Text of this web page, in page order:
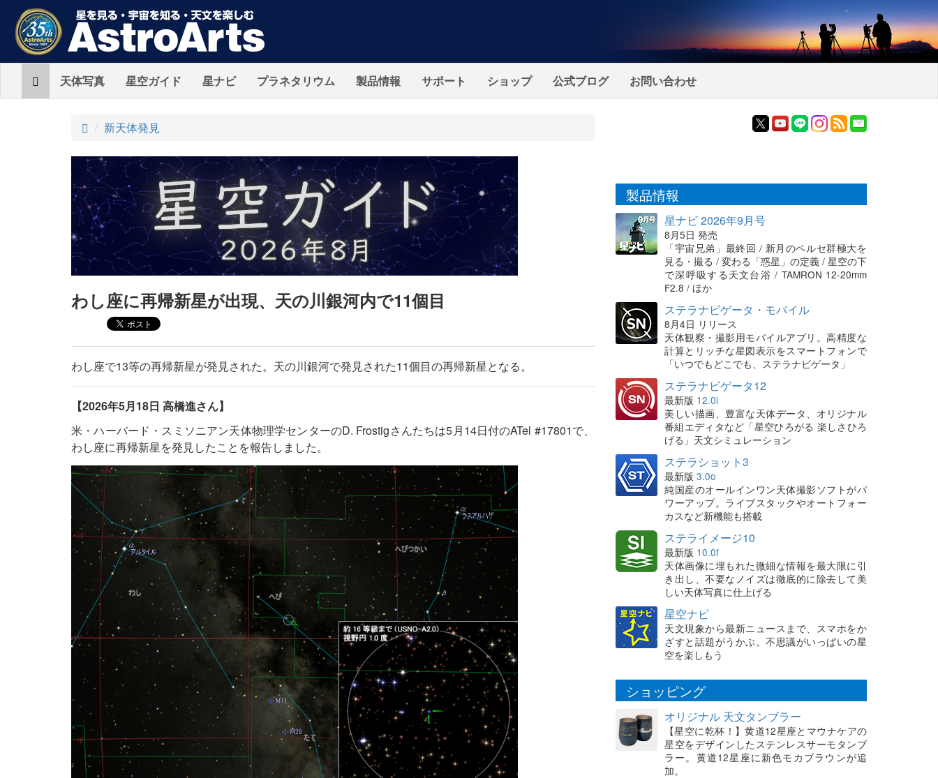
Home天体写真 星空ガイド 星ナビ プラネタリウム 製品情報 サポート ショップ 公式ブログ お問い合わせ
ト
プ
新天体発見
わし座に再帰新星が出現、天の川銀河内で11個目
わし座で13等の再帰新星が発見された。天の川銀河で発見された11個目の再帰新星となる。
【2026年5月18日 高橋進さん】
米・ハーバード・スミソニアン天体物理学センターのD. Frostigさんたちは5月14日付のATel #17801で、
わし座に再帰新星を発見したことを報告しました。
製品情報
星ナビ 2026年9月号
8月5日 発売
「宇宙兄弟」最終回 / 新月のペルセ群極大を
見る・撮る / 変わる「惑星」の定義 / 星空の下
で深呼吸する天文台浴 / TAMRON 12-20mm
F2.8 / ほか
ステラナビゲータ・モバイル
8月4日 リリース
天体観察・撮影用モバイルアプリ。高精度な
計算とリッチな星図表示をスマートフォンで
「いつでもどこでも、ステラナビゲータ」
ステラナビゲータ12
最新版 12.0i
美しい描画、豊富な天体データ、オリジナル
番組エディタなど「星空ひろがる 楽しさひろ
げる」天文シミュレーション
ステラショット3
最新版 3.0o
純国産のオールインワン天体撮影ソフトがパ
ワーアップ。ライブスタックやオートフォー
カスなど新機能も搭載
ステライメージ10
最新版 10.0f
天体画像に埋もれた微細な情報を最大限に引
き出し、不要なノイズは徹底的に除去して美
しい天体写真に仕上げる
星空ナビ
天文現象から最新ニュースまで、スマホをか
ざすと話題がうかぶ。不思議がいっぱいの星
空を楽しもう
ショッピング
オリジナル 天文タンブラー
【星空に乾杯！】黄道12星座とマウナケアの
星空をデザインしたステンレスサーモタンブ
ラー。黄道12星座に新色モカブラウンが追
加。